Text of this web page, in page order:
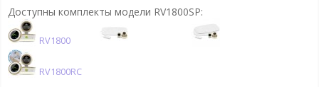
Доступны комплекты модели RV1800SP:
RV1800
RV1800RC